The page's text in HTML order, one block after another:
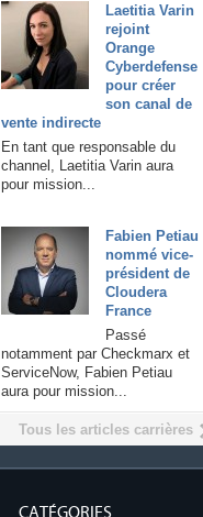
Laetitia Varin
rejoint
Orange
Cyberdefense
pour créer
son canal de
vente indirecte
En tant que responsable du
channel, Laetitia Varin aura
pour mission...
Fabien Petiau
nommé vice-
président de
Cloudera
France
Passé
notamment par Checkmarx et
ServiceNow, Fabien Petiau
aura pour mission...
Tous les articles carrières
CATÉGORIES